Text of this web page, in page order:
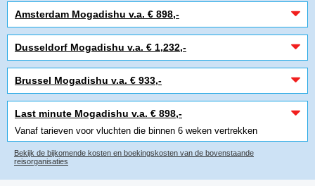
Amsterdam Mogadishu v.a. € 898,-
Dusseldorf Mogadishu v.a. € 1,232,-
Brussel Mogadishu v.a. € 933,-
Last minute Mogadishu v.a. € 898,-
Vanaf tarieven voor vluchten die binnen 6 weken vertrekken
Bekijk de bijkomende kosten en boekingskosten van de bovenstaande
reisorganisaties